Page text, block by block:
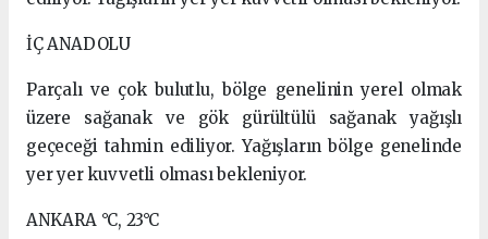
İÇ ANADOLU
Parçalı ve çok bulutlu, bölge genelinin yerel olmak
üzere sağanak ve gök gürültülü sağanak yağışlı
geçeceği tahmin ediliyor. Yağışların bölge genelinde
yer yer kuvvetli olması bekleniyor.
ANKARA °C, 23°C